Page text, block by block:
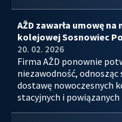
AŽD zawarła umowę
kolejowej Sosnowiec
20. 02. 2026
Firma AŽD ponownie
niezawodność,
dostawę nowoczesnych
stacyjnych i